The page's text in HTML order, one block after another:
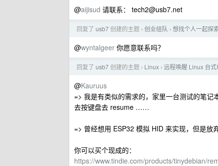
@aijisud 请联系： tech2@usb7.net
回复了 usb7创建的主题 › 创业组队 › 想找个人一起探
@wyntalgeer 你愿意联系吗？
回复了 usb7创建的主题 › Linux › 远程唤醒 Linux 台
@Kauruus
=> 我是有类似的需求的，家里一台测试的笔
去按键盘去 resume ……
=> 曾经想用 ESP32 模拟 HID 来实现，但是放弃
你可以买个现成的：
https://www.tindie.com/products/tinydebian/